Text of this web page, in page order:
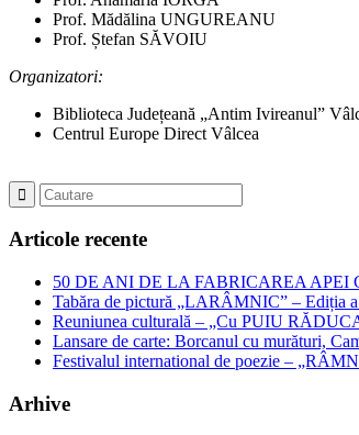
Prof. Mădălina UNGUREANU
Prof. Ștefan SĂVOIU
Organizatori:
Biblioteca Județeană „Antim Ivireanul”
Centrul Europe Direct Vâlcea
Articole recente
50 DE ANI DE LA FABRICAREA APEI
Tabăra de pictură „LARÂMNIC” – Ediția
Reuniunea culturală – „Cu PUIU
Lansare de carte: Borcanul cu murături,
Festivalul international de poezie –
Arhive